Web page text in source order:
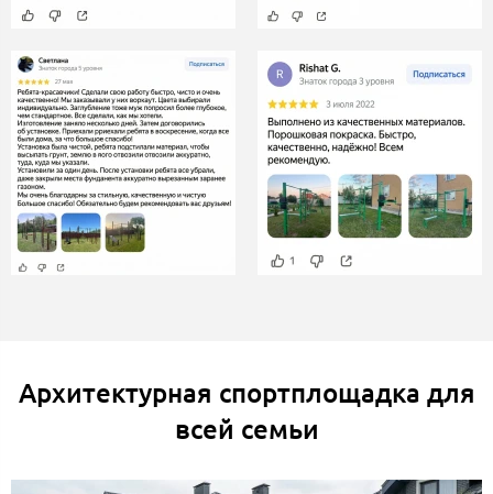
Архитектурная спортплощадка для
всей семьи